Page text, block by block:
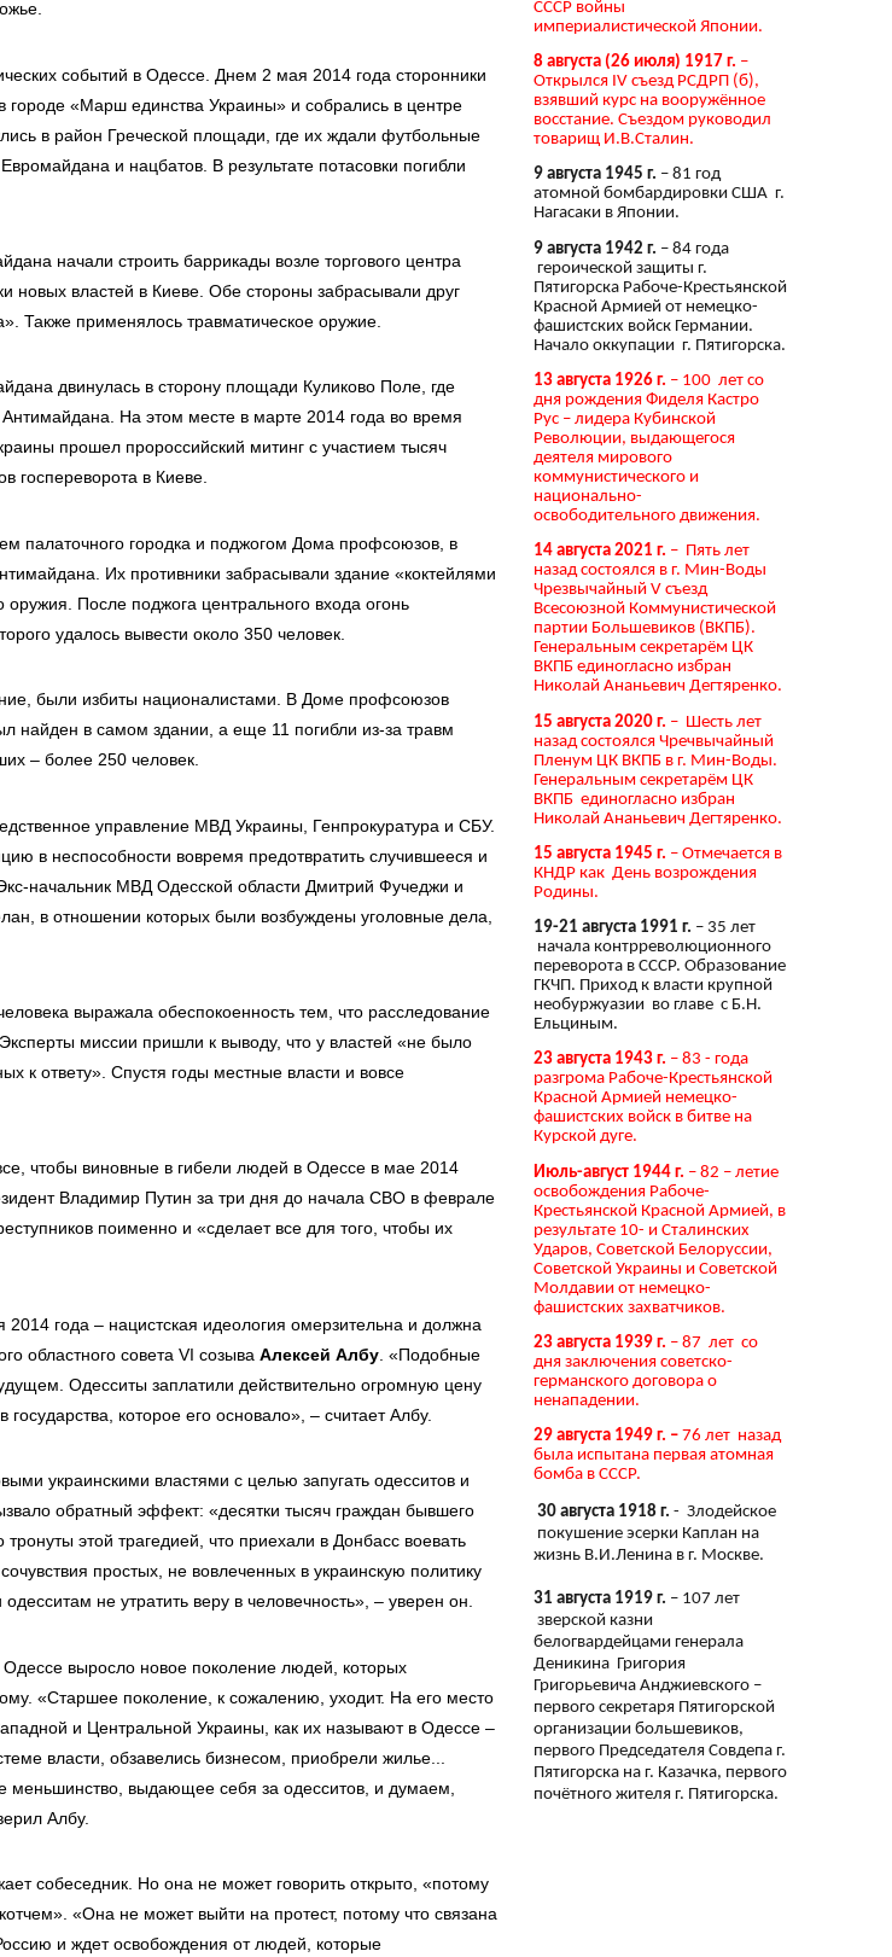
событий в Одессе. Днем 2 мая 2014 года сторонники
городе «Марш единства Украины» и собрались в центре
в район Греческой площади, где их ждали футбольные
и нацбатов. В результате потасовки погибли
начали строить баррикады возле торгового центра
новых властей в Киеве. Обе стороны забрасывали друг
Также применялось травматическое оружие.
двинулась в сторону площади Куликово Поле, где
Антимайдана. На этом месте в марте 2014 года во время
прошел пророссийский митинг с участием тысяч
госпереворота в Киеве.
палаточного городка и поджогом Дома профсоюзов, в
Их противники забрасывали здание «коктейлями
оружия. После поджога центрального входа огонь
удалось вывести около 350 человек.
были избиты националистами. В Доме профсоюзов
найден в самом здании, а еще 11 погибли из-за травм
– более 250 человек.
управление МВД Украины, Генпрокуратура и СБУ.
в неспособности вовремя предотвратить случившееся и
начальник МВД Одесской области Дмитрий Фучеджи и
в отношении которых были возбуждены уголовные дела,
выражала обеспокоенность тем, что расследование
миссии пришли к выводу, что у властей «не было
к ответу». Спустя годы местные власти и вовсе
чтобы виновные в гибели людей в Одессе в мае 2014
Владимир Путин за три дня до начала СВО в феврале
поименно и «сделает все для того, чтобы их
года – нацистская идеология омерзительна и должна
областного совета VI созыва Алексей Албу . «Подобные
Одесситы заплатили действительно огромную цену
которое его основало», – считает Албу.
украинскими властями с целью запугать одесситов и
обратный эффект: «десятки тысяч граждан бывшего
этой трагедией, что приехали в Донбасс воевать
простых, не вовлеченных в украинскую политику
не утратить веру в человечность», – уверен он.
выросло новое поколение людей, которых
«Старшее поколение, к сожалению, уходит. На его место
и Центральной Украины, как их называют в Одессе –
власти, обзавелись бизнесом, приобрели жилье...
меньшинство, выдающее себя за одесситов, и думаем,
Албу.
собеседник. Но она не может говорить открыто, «потому
«Она не может выйти на протест, потому что связана
и ждет освобождения от людей, которые
СССР войны
империалистической Японии.
8 августа (26 июля) 1917 г. –
Открылся IV съезд РСДРП (б),
взявший курс на вооружённое
восстание. Съездом руководил
товарищ И.В.Сталин.
9 августа 1945 г. – 81 год
атомной бомбардировки США г.
Нагасаки в Японии.
9 августа 1942 г. – 84 года
героической защиты г.
Пятигорска Рабоче-Крестьянской
Красной Армией от немецко-
фашистских войск Германии.
Начало оккупации г. Пятигорска.
13 августа 1926 г. – 100 лет со
дня рождения Фиделя Кастро
Рус – лидера Кубинской
Революции, выдающегося
деятеля мирового
коммунистического и
национально-
освободительного движения.
14 августа 2021 г. – Пять лет
назад состоялся в г. Мин-Воды
Чрезвычайный V съезд
Всесоюзной Коммунистической
партии Большевиков (ВКПБ).
Генеральным секретарём ЦК
ВКПБ единогласно избран
Николай Ананьевич Дегтяренко.
15 августа 2020 г. – Шесть лет
назад состоялся Чречвычайный
Пленум ЦК ВКПБ в г. Мин-Воды.
Генеральным секретарём ЦК
ВКПБ единогласно избран
Николай Ананьевич Дегтяренко.
15 августа 1945 г. – Отмечается в
КНДР как День возрождения
Родины.
19-21 августа 1991 г. – 35 лет
начала контрреволюционного
переворота в СССР. Образование
ГКЧП. Приход к власти крупной
необуржуазии во главе с Б.Н.
Ельциным.
23 августа 1943 г. – 83 - года
разгрома Рабоче-Крестьянской
Красной Армией немецко-
фашистских войск в битве на
Курской дуге.
Июль-август 1944 г. – 82 – летие
освобождения Рабоче-
Крестьянской Красной Армией, в
результате 10- и Сталинских
Ударов, Советской Белоруссии,
Советской Украины и Советской
Молдавии от немецко-
фашистских захватчиков.
23 августа 1939 г. – 87 лет со
дня заключения советско-
германского договора о
ненападении.
29 августа 1949 г. – 76 лет назад
была испытана первая атомная
бомба в СССР.
30 августа 1918 г. - Злодейское
покушение эсерки Каплан на
жизнь В.И.Ленина в г. Москве.
31 августа 1919 г. – 107 лет
зверской казни
белогвардейцами генерала
Деникина Григория
Григорьевича Анджиевского –
первого секретаря Пятигорской
организации большевиков,
первого Председателя Совдепа г.
Пятигорска на г. Казачка, первого
почётного жителя г. Пятигорска.